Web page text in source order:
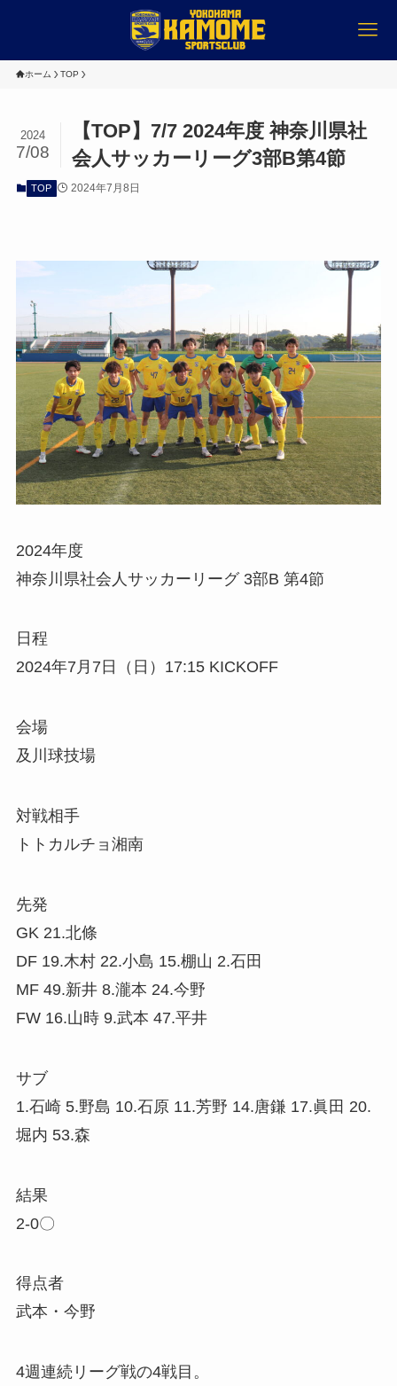
ホーム TOP
【TOP】7/7 2024年度 神奈川県社
会人サッカーリーグ3部B第4節
2024
7/08
TOP 2024年7月8日
2024年度
神奈川県社会人サッカーリーグ 3部B 第4節
日程
2024年7月7日（日）17:15 KICKOFF
会場
及川球技場
対戦相手
トトカルチョ湘南
先発
GK 21.北條
DF 19.木村 22.小島 15.棚山 2.石田
MF 49.新井 8.瀧本 24.今野
FW 16.山時 9.武本 47.平井
サブ
1.石崎 5.野島 10.石原 11.芳野 14.唐鎌 17.眞田 20.
堀内 53.森
結果
2-0〇
得点者
武本・今野
4週連続リーグ戦の4戦目。